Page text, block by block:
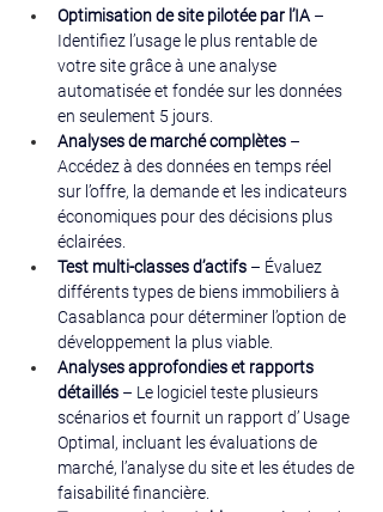
Optimisation de site pilotée par l’IA –
Identifiez l’usage le plus rentable de
votre site grâce à une analyse
automatisée et fondée sur les données
en seulement 5 jours.
Analyses de marché complètes –
Accédez à des données en temps réel
sur l’offre, la demande et les indicateurs
économiques pour des décisions plus
éclairées.
Test multi-classes d’actifs – Évaluez
différents types de biens immobiliers à
Casablanca pour déterminer l’option de
développement la plus viable.
Analyses approfondies et rapports
détaillés – Le logiciel teste plusieurs
scénarios et fournit un rapport d’ Usage
Optimal, incluant les évaluations de
marché, l’analyse du site et les études de
faisabilité financière.